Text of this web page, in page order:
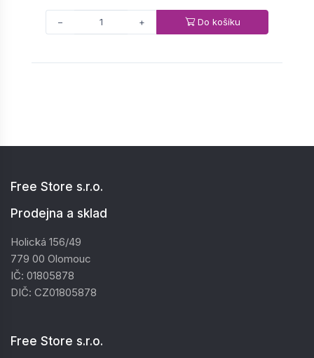
− + Do košíku
Free Store s.r.o.
Prodejna a sklad
Holická 156/49
779 00 Olomouc
IČ: 01805878
DIČ: CZ01805878
Free Store s.r.o.